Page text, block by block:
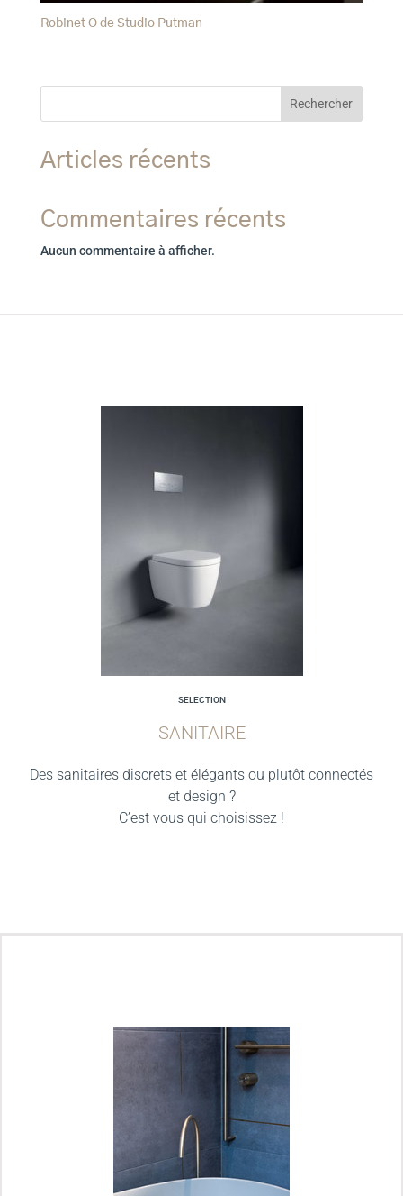
Robinet O de Studio Putman
Rechercher
Articles récents
Commentaires récents
Aucun commentaire à afficher.
SELECTION
SANITAIRE
Des sanitaires discrets et élégants ou plutôt connectés
et design ?
C’est vous qui choisissez !